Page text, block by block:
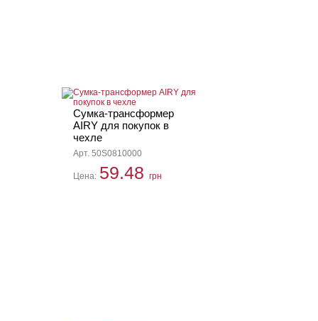
Сумка-трансформер
AIRY для покупок в
чехле
Арт. 50S0810000
Цена: 59.48 грн